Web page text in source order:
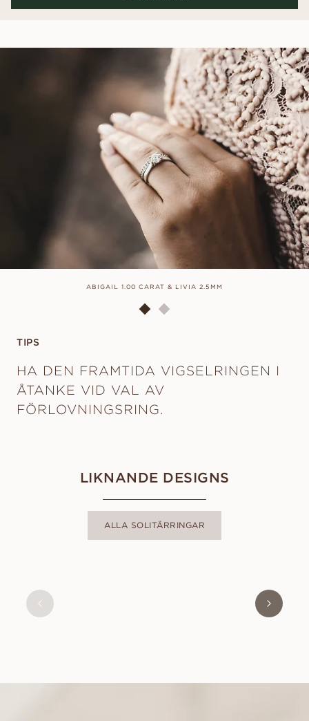
ABIGAIL 1.00 CARAT & LIVIA 2.5MM
TIPS
HA DEN FRAMTIDA VIGSELRINGEN I
ÅTANKE VID VAL AV
FÖRLOVNINGSRING.
LIKNANDE DESIGNS
ALLA SOLITÄRRINGAR